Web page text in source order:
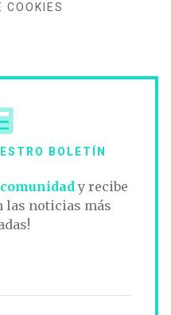
COOKIES
BOLETÍN
y recibe
las noticias más